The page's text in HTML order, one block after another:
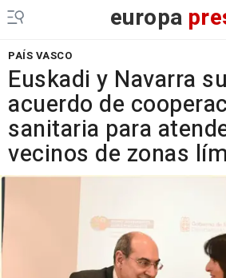
europa
PAÍS VASCO
Euskadi y Navarra
acuerdo de
sanitaria para
vecinos de zonas